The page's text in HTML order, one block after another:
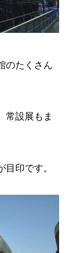
のたくさん
常設展もま
印です。